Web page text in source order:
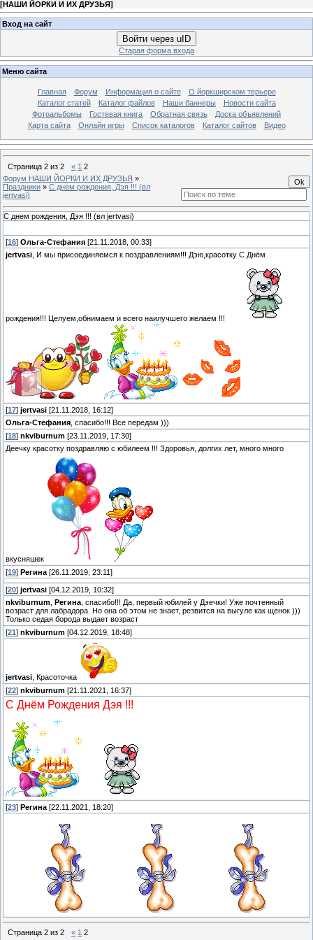
[НАШИ ЙОРКИ И ИХ ДРУЗЬЯ]
Вход на сайт
Войти через uID
Старая форма входа
Меню сайта
Главная Форум Информация о сайте
О йоркширском терьере
Каталог статей
Каталог файлов Наши баннеры
Новости сайта
Фотоальбомы
Гостевая книга Обратная связь
Доска объявлений
Карта сайта
Онлайн игры Список каталогов Каталог сайтов Видео
Страница 2 из 2 « 1 2
Форум НАШИ ЙОРКИ И ИХ ДРУЗЬЯ »
Праздники » С днем рождения, Дэя !!! (вл
jertvasi)
С днем рождения, Дэя !!! (вл jertvasi)
[16] Ольга-Стефания [21.11.2018, 00:33]
jertvasi , И мы присоединяемся к поздравлениям!!! Дэю,красотку С Днём
рождения!!! Целуем,обнимаем и всего наилучшего желаем !!!
[17] jertvasi [21.11.2018, 16:12]
Ольга-Стефания , спасибо!!! Все передам )))
[18] nkviburnum [23.11.2019, 17:30]
Деечку красотку поздравляю с юбилеем !!! Здоровья, долгих лет, много много
вкусняшек
[19] Регина [26.11.2019, 23:11]
[20] jertvasi [04.12.2019, 10:32]
nkviburnum
Регина , спасибо!!! Да, первый юбилей у Дэечки! Уже почтенный
возраст для лабрадора. Но она об этом не знает, резвится на выгуле как щенок )))
Только седая борода выдает возраст
[21 ] nkviburnum [04.12.2019, 18:48]
jertvasi , Красоточка
[22] nkviburnum [21.11.2021, 16:37]
С Днём Рождения Дэя !!!
[23] Регина [22.11.2021, 18:20]
Страница 2 из 2 « 1 2